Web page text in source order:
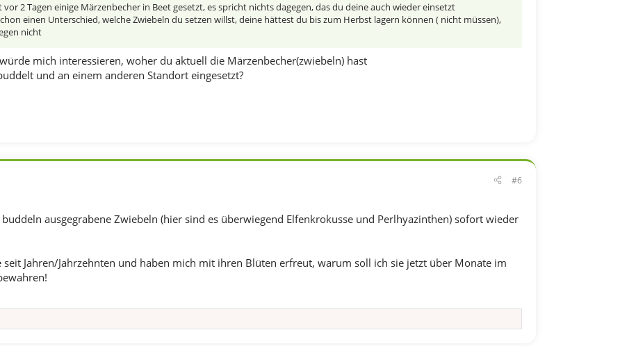
vor 2 Tagen einige Märzenbecher in Beet gesetzt, es spricht nichts dagegen, das du deine auch wieder einsetzt
einen Unterschied, welche Zwiebeln du setzen willst, deine hättest du bis zum Herbst lagern können ( nicht müssen),
nicht
mich interessieren, woher du aktuell die Märzenbecher(zwiebeln) hast
und an einem anderen Standort eingesetzt?
#6
buddeln ausgegrabene Zwiebeln (hier sind es überwiegend Elfenkrokusse und Perlhyazinthen) sofort wieder
seit Jahren/Jahrzehnten und haben mich mit ihren Blüten erfreut, warum soll ich sie jetzt über Monate im